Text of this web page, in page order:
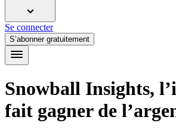
Se connecter
S’abonner gratuitement
Snowball Insights,
fait gagner de